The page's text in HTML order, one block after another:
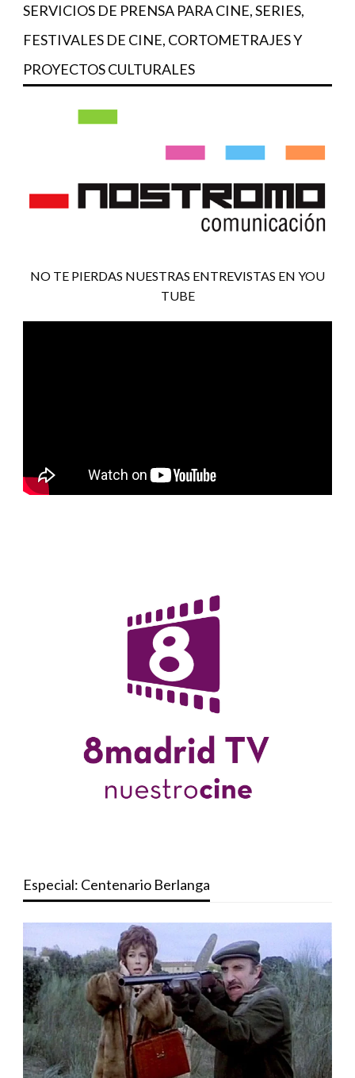
SERVICIOS DE PRENSA PARA CINE, SERIES,
FESTIVALES DE CINE, CORTOMETRAJES Y
PROYECTOS CULTURALES
NO TE PIERDAS NUESTRAS ENTREVISTAS EN YOU
TUBE
Especial: Centenario Berlanga